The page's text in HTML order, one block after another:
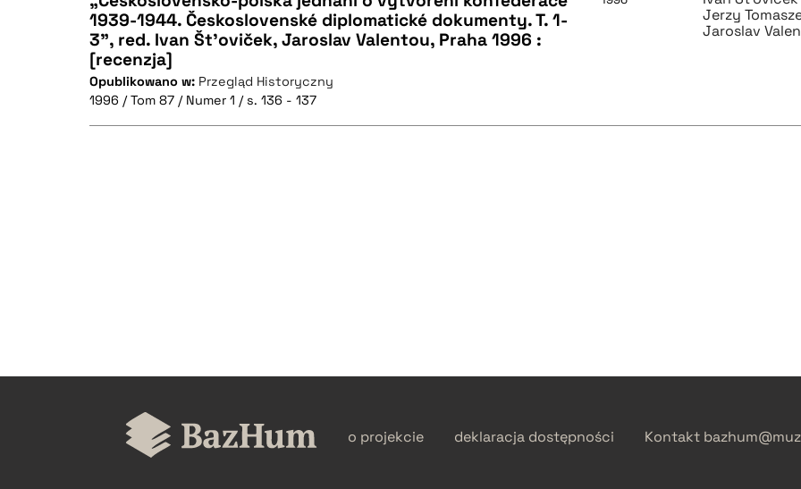
1939-1944. Československé diplomatické dokumenty. T. 1-
3”, red. Ivan Št'oviček, Jaroslav Valentou, Praha 1996 :
[recenzja]
Opublikowano w: Przegląd Historyczny
1996 / Tom 87 / Numer 1 / s. 136 - 137
Jerzy
Jaroslav
o projekcie deklaracja dostępności Kontakt